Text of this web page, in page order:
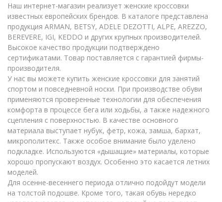
Наш интернет-магазин реализует женские кроссовки
известных европейских брендов. В каталоге представлена
продукция ARMAN, BETSY, ADELE DEZOTTI, ALPE, AREZZO,
BEREVERE, IGI, KEDDO и других крупных производителей.
Высокое качество продукции подтверждено
сертификатами. Товар поставляется с гарантией фирмы-
производителя.
У нас вы можете купить женские кроссовки для занятий
спортом и повседневной носки. При производстве обуви
применяются проверенные технологии для обеспечения
комфорта в процессе бега или ходьбы, а также надежного
сцепления с поверхностью. В качестве основного
материала выступает нубук, фетр, кожа, замша, бархат,
микрополитекс. Также особое внимание было уделено
подкладке. Используются «дышащие» материалы, которые
хорошо пропускают воздух. Особенно это касается летних
моделей.
Для осенне-весеннего периода отлично подойдут модели
на толстой подошве. Кроме того, такая обувь нередко